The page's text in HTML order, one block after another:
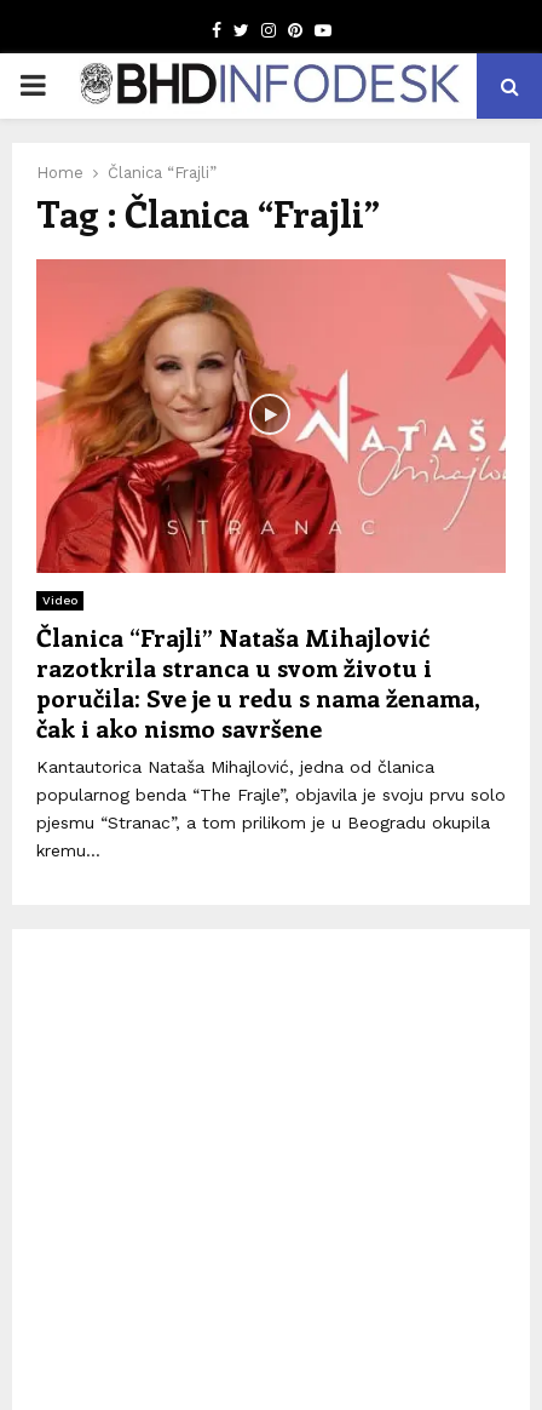
Facebook
TwitterInstagram
Pinterest
Youtube
PRIMARY
Home Članica “Frajli”
Tag : Članica “Frajli”
Video
Članica “Frajli” Nataša Mihajlović
razotkrila stranca u svom životu i
poručila: Sve je u redu s nama ženama,
čak i ako nismo savršene
Kantautorica Nataša Mihajlović, jedna od članica
popularnog benda “The Frajle”, objavila je svoju prvu solo
pjesmu “Stranac”, a tom prilikom je u Beogradu okupila
kremu...